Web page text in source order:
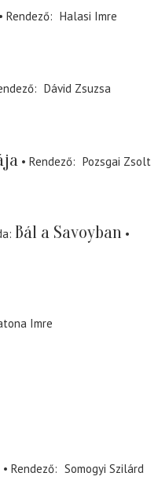
Rendező
Halasi Imre
Dávid Zsuzsa
Rendező
Pozsgai Zsolt
Bál a Savoyban
Imre
Rendező
Somogyi Szilárd